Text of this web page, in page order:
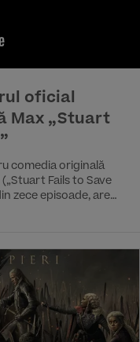
oficial
Max „Stuart
comedia originală
Fails to Save
zece episoade, are